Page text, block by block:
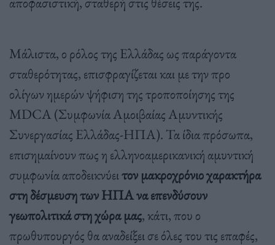
Μάλιστα, ο ρόλος της Ελλάδας ως παράγοντα
σταθερότητας, επισφραγίζεται και με την προ
ολίγων ημερών ψήφιση της τροποποίησης της
MDCA (Συμφωνία Αμοιβαίας Αμυντικής
Συνεργασίας Ελλάδας-ΗΠΑ). Τα ίδια πρόσωπα,
επισημαίνουν πως η ελληνοαμερικανική αμυντική
συμφωνία αποδεικνύειτον μακροχρόνιο χαρακτήρα
στη δέσμευση των ΗΠΑ να επενδύσουν
γεωπολιτικά στη χώρα μας, κάτι, που ο
πρωθυπουργός θα αναδείξει σε όλες του τις επαφές,